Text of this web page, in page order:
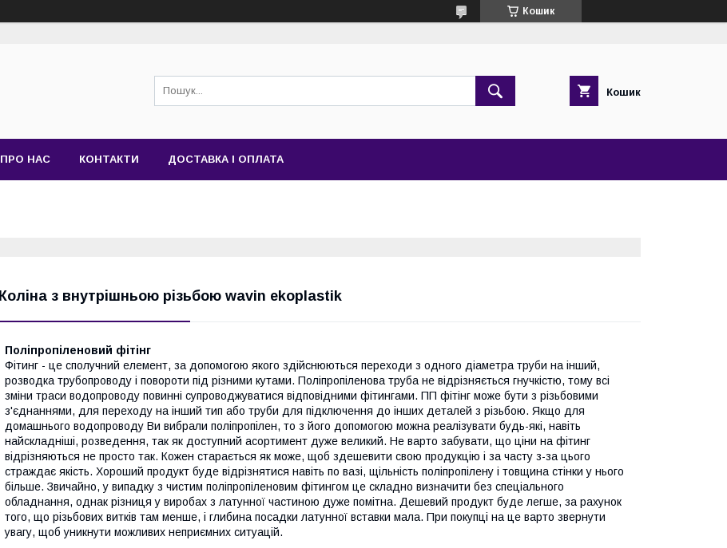
Кошик
Кошик
ПРО НАС КОНТАКТИ ДОСТАВКА І ОПЛАТА
Коліна з внутрішньою різьбою wavin ekoplastik
Поліпропіленовий фітінг
Фітинг - це сполучний елемент, за допомогою якого здійснюються переходи з одного діаметра труби на інший,
розводка трубопроводу і повороти під різними кутами. Поліпропіленова труба не відрізняється гнучкістю, тому всі
зміни траси водопроводу повинні супроводжуватися відповідними фітингами. ПП фітінг може бути з різьбовими
з'єднаннями, для переходу на інший тип або труби для підключення до інших деталей з різьбою. Якщо для
домашнього водопроводу Ви вибрали поліпропілен, то з його допомогою можна реалізувати будь-які, навіть
найскладніші, розведення, так як доступний асортимент дуже великий. Не варто забувати, що ціни на фітинг
відрізняються не просто так. Кожен старається як може, щоб здешевити свою продукцію і за часту з-за цього
страждає якість. Хороший продукт буде відрізнятися навіть по вазі, щільність поліпропілену і товщина стінки у нього
більше. Звичайно, у випадку з чистим поліпропіленовим фітингом це складно визначити без спеціального
обладнання, однак різниця у виробах з латунної частиною дуже помітна. Дешевий продукт буде легше, за рахунок
того, що різьбових витків там менше, і глибина посадки латунної вставки мала. При покупці на це варто звернути
увагу, щоб уникнути можливих неприємних ситуацій.